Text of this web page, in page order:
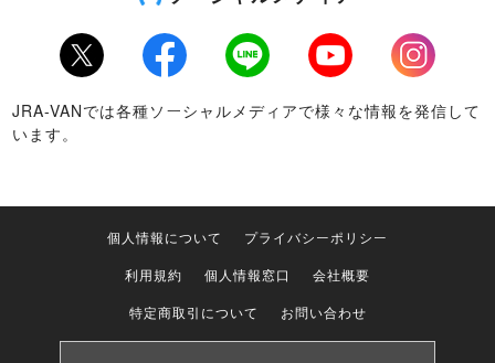
Twitter Facebook LINE Youtube
Instagram
JRA-VANでは各種ソーシャルメディアで様々な情報を発信して
います。
個人情報について
プライバシーポリシー
利用規約
個人情報窓口
会社概要
特定商取引について
お問い合わせ